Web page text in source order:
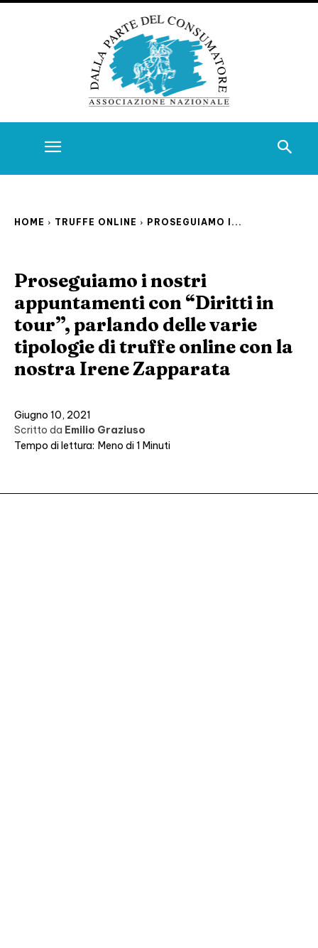
HOME TRUFFE ONLINE PROSEGUIAMO I...
Proseguiamo i nostri
appuntamenti con “Diritti in
tour”, parlando delle varie
tipologie di truffe online con la
nostra Irene Zapparata
Giugno 10, 2021
Scritto da Emilio Graziuso
Tempo di lettura: Meno di 1 Minuti